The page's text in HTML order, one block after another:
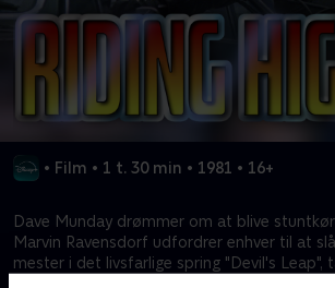
• Film • 1 t. 30 min • 1981 • 16+
Dave Munday drømmer om at blive
Marvin Ravensdorf udfordrer enhver til at
mester i det livsfarlige spring "Devil's Leap",